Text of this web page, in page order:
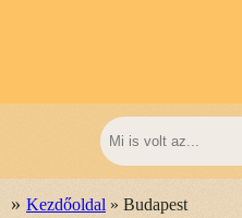
Keresés
» Kezdőoldal » Budapest